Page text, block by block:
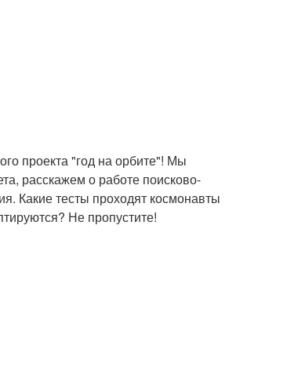
проекта "год на орбите"! Мы
расскажем о работе поисково-
Какие тесты проходят космонавты
Не пропустите!